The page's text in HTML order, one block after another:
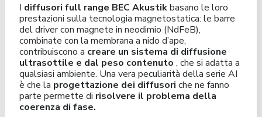
I diffusori full range BEC Akustikbasano le loro
prestazioni sulla tecnologia magnetostatica: le barre
del driver con magnete in neodimio (NdFeB),
combinate con la membrana a nido d’ape,
contribuiscono a creare un sistema di diffusione
ultrasottile e dal peso contenuto , che si adatta a
qualsiasi ambiente. Una vera peculiarità della serie AI
è che la progettazione dei diffusori che ne fanno
parte permette di risolvere il problema della
coerenza di fase.